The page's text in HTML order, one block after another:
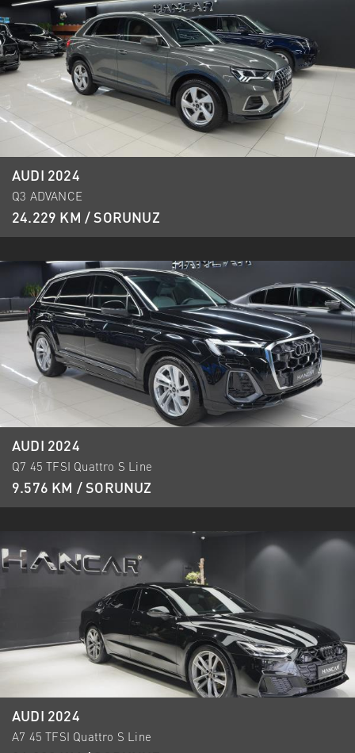
AUDI 2024
Q3 ADVANCE
24.229 KM / SORUNUZ
AUDI 2024
Q7 45 TFSI Quattro S Line
9.576 KM / SORUNUZ
AUDI 2024
A7 45 TFSI Quattro S Line